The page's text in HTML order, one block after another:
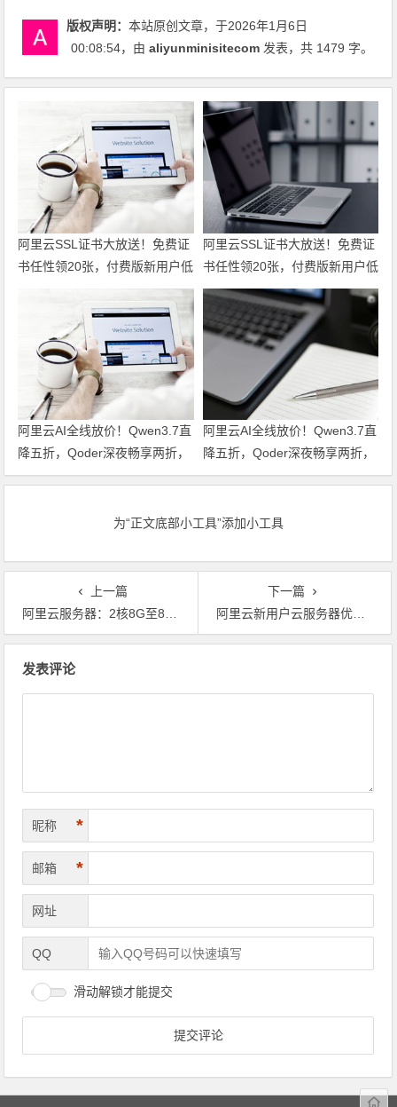
版权声明：本站原创文章，于2026年1月6日
00:08:54，由aliyunminisitecom 发表，共 1479 字。
阿里云SSL证书大放送！免费证
书任性领20张，付费版新用户低
至6折仅95元起，一站式满足全
场景HTTPS安全需求！领代金
阿里云SSL证书大放送！免费证
书任性领20张，付费版新用户低
至6折仅95元起，一站式满足全
场景HTTPS安全需求！
阿里云AI全线放价！Qwen3.7直
降五折，Qoder深夜畅享两折，
文生视频六折起，全栈AI特惠一
阿里云AI全线放价！Qwen3.7直
降五折，Qoder深夜畅享两折，
文生视频六折起，全栈AI特惠一
为“正文底部小工具”添加小工具
上一篇
阿里云服务器：2核8G至8核32G配置如何抉择？价格、性能与应用场景详解
下一篇
阿里云新用户云服务器优惠指南：注册即享省钱攻略
发表评论
昵称 *
邮箱 *
网址
QQ
滑动解锁才能提交